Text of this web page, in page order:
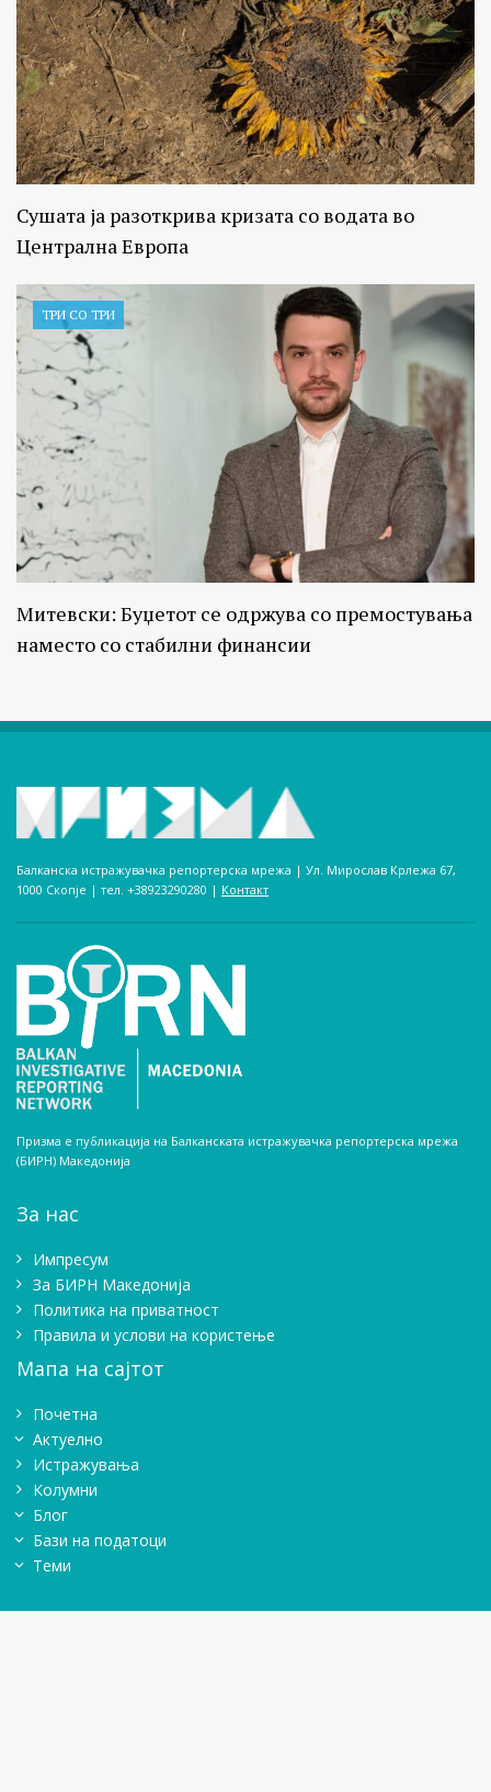
Сушата ја разоткрива кризата со водата во
Централна Европа
ТРИ СО ТРИ
Митевски: Буџетот се одржува со премостувања
наместо со стабилни финансии
Балканска истражувачка репортерска мрежа | Ул. Мирослав Крлежа 67,
1000 Скопје | тел. +38923290280­ | Контакт
Призма е публикација на Балканската истражувачка репортерска мрежа
(БИРН) Македонија
За нас
Импресум
Зa БИРН Македонија
Политика на приватност
Правила и услови на користење
Мапа на сајтот
Почетна
Актуелно
Истражувањa
Колумни
Блог
Бази на податоци
Теми